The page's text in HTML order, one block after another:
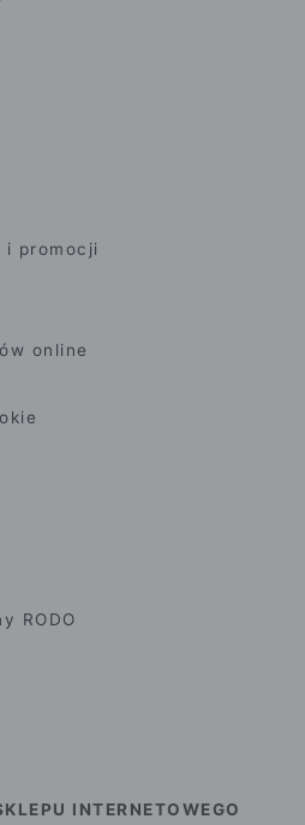
i promocji
online
RODO
INTERNETOWEGO